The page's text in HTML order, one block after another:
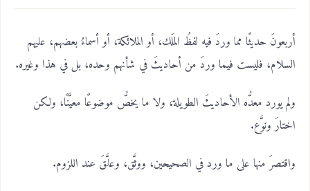
أربعونَ حديثًا مما وردَ فيه لفظُ الملَك، أو الملائكة، أو أسماءُ بعضهم، عليهم
السلام، فليست فيما وردَ من أحاديثَ في شأنهم وحده، بل في هذا وغيره.
ولم يورد معدُّه الأحاديثَ الطويلة، ولا ما يخصُّ موضوعًا معيَّنًا، ولكن
اختارَ ونوَّع.
واقتصرَ منها على ما ورد في الصحيحين، ووثَّق، وعلَّقَ عند اللزوم.